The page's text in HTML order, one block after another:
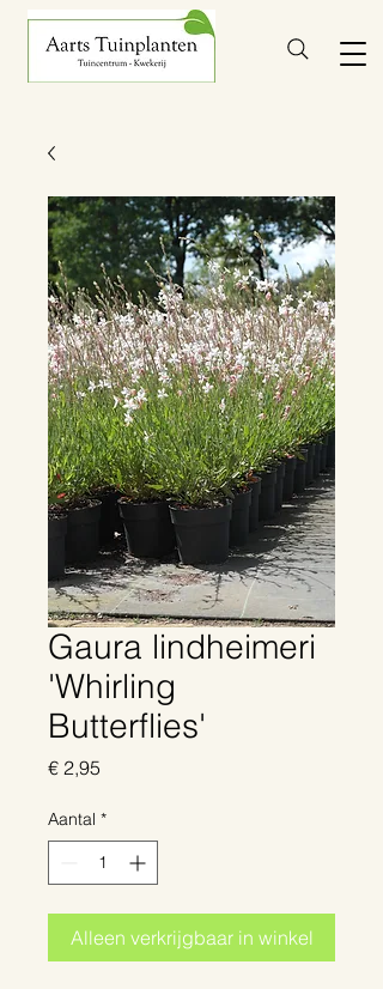
Gaura lindheimeri
'Whirling
Butterflies'
€ 2,95
Aantal *
Alleen verkrijgbaar in winkel